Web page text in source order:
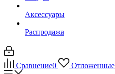
Аксессуары
Распродажа
Сравнение0 Отложенные